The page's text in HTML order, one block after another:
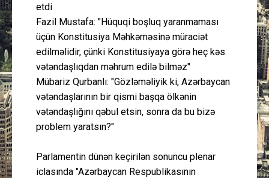
Peşə etikası
Əlaqə
etdi
Fazil Mustafa: "Hüquqi boşluq yaranmaması
üçün Konstitusiya Məhkəməsinə müraciət
edilməlidir, çünki Konstitusiyaya görə heç kəs
vətəndaşlıqdan məhrum edilə bilməz"
Mübariz Qurbanlı: "Gözləməliyik ki, Azərbaycan
vətəndaşlarının bir qismi başqa ölkənin
vətəndaşlığını qəbul etsin, sonra da bu bizə
problem yaratsın?"
Parlamentin dünən keçirilən sonuncu plenar
iclasında "Azərbaycan Respublikasının